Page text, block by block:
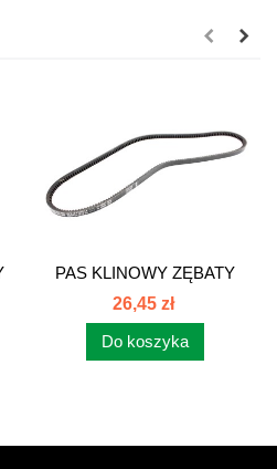
PAS KLINOWY ZĘBATY
AVX13x1275...
26,45 zł
Do koszyka